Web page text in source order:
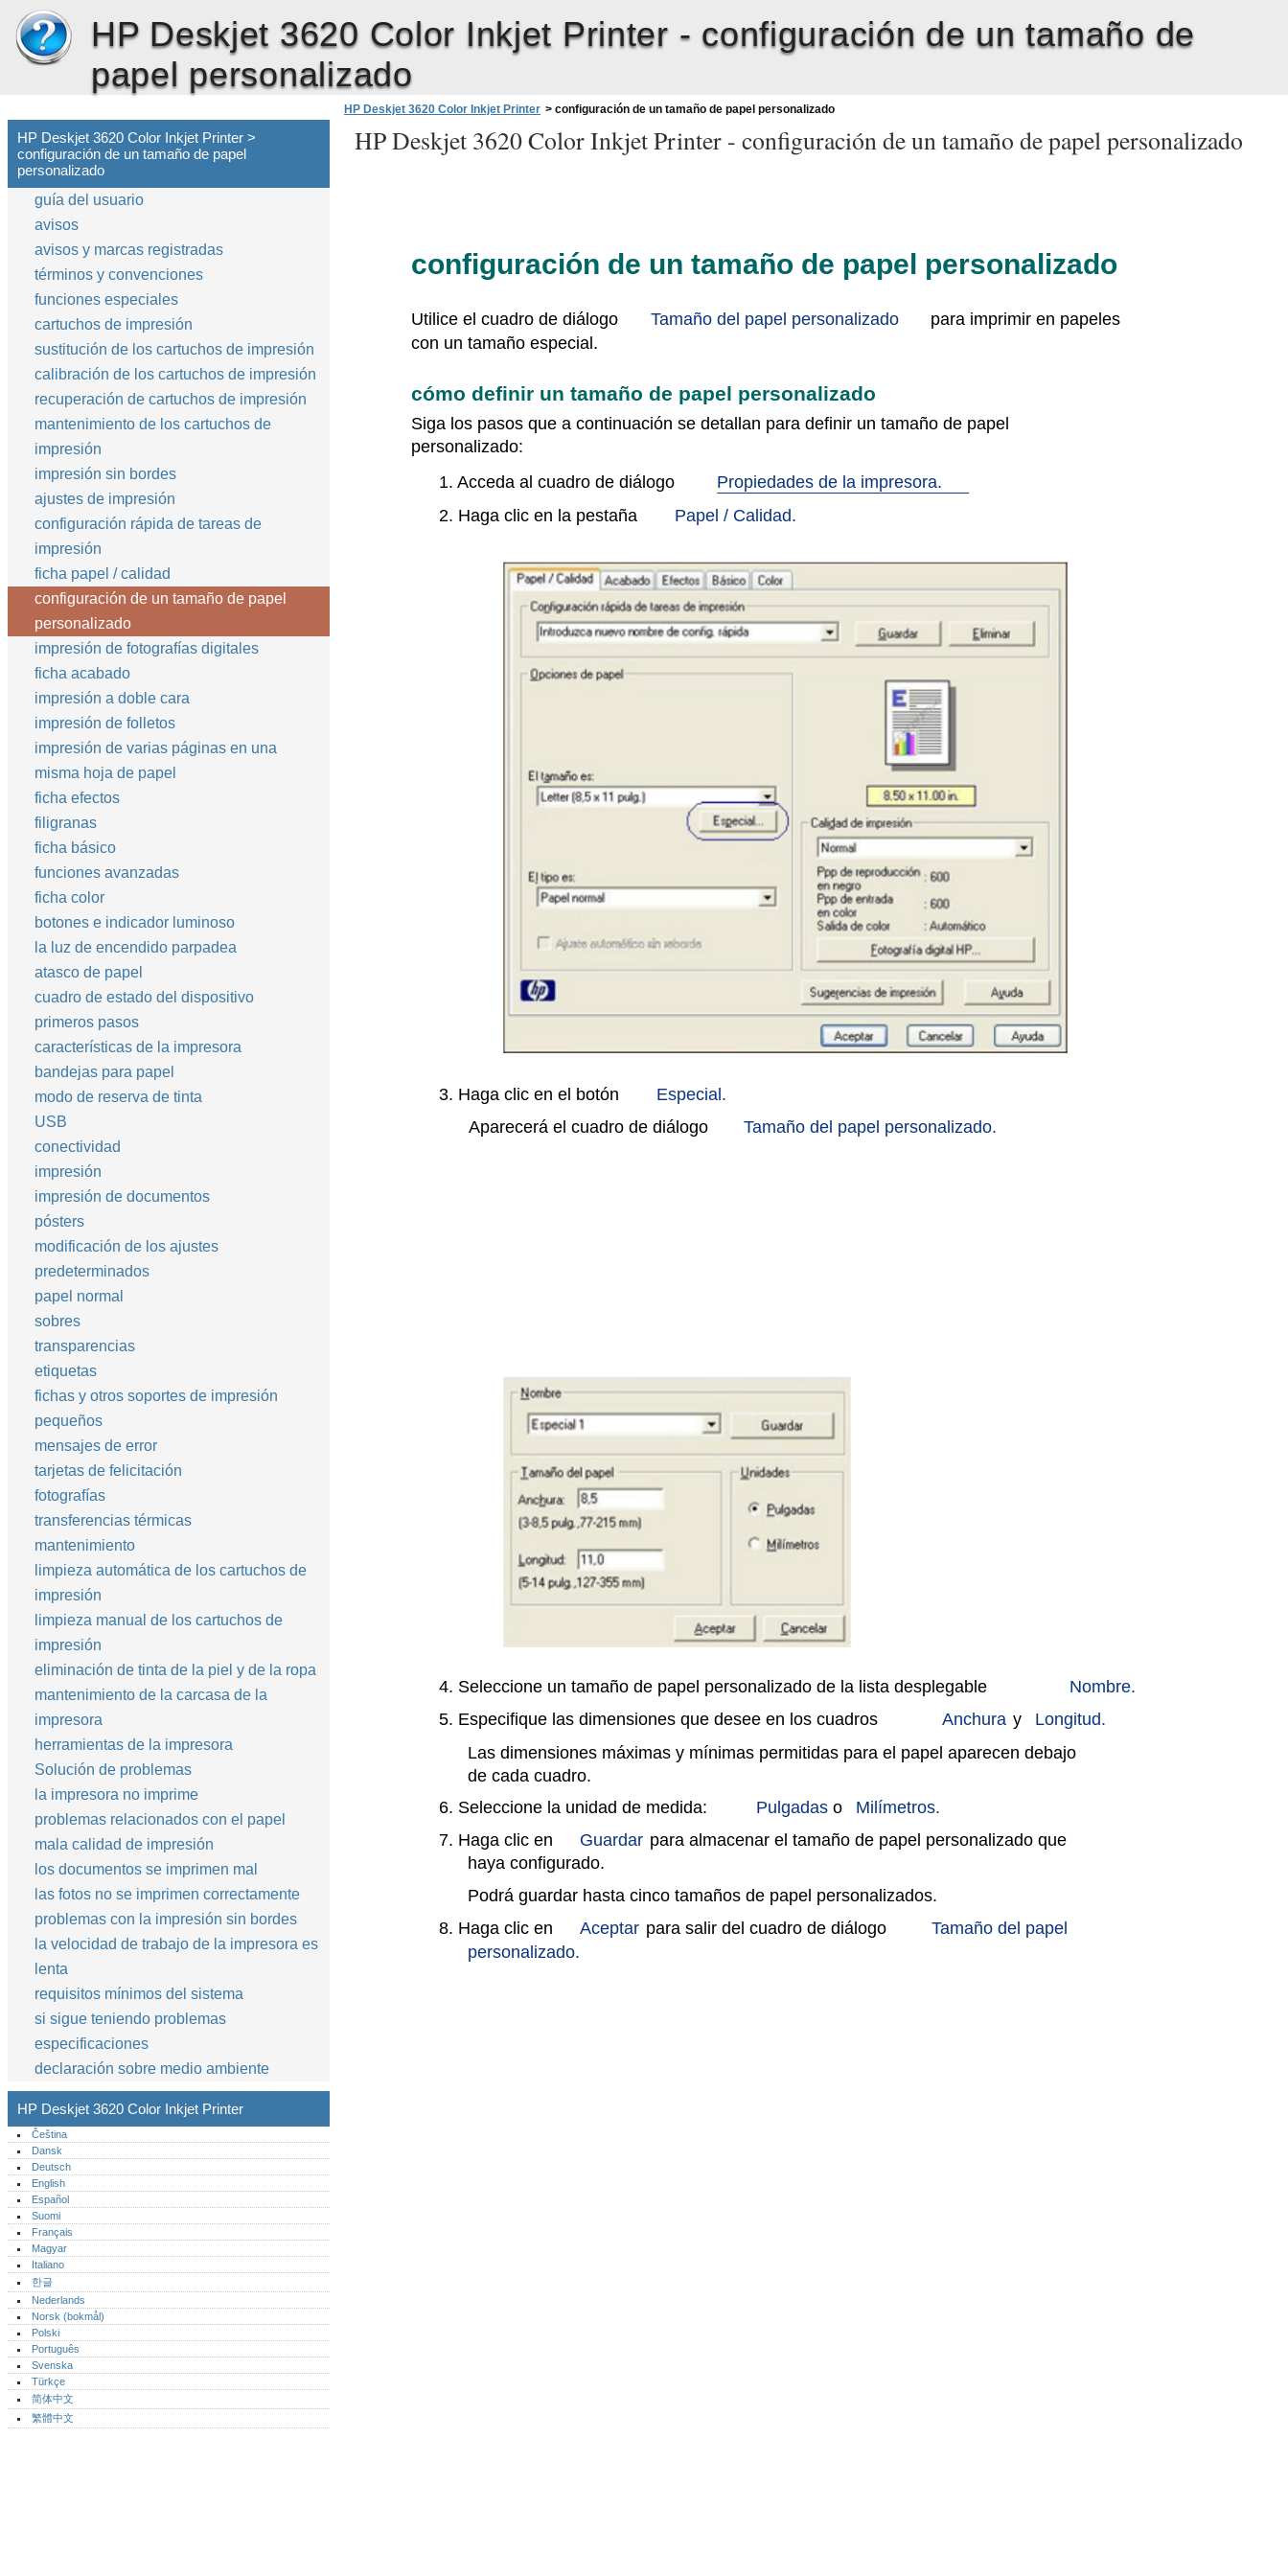
HP Deskjet 3620 Color Inkjet Printer -configuración de un tamaño de
papel personalizado
HP Deskjet 3620 Color Inkjet Printer > configuración de un tamaño de papel personalizado
HP Deskjet 3620 Color Inkjet Printer - configuración de un tamaño de papel personalizado
configuración de un tamaño de papel personalizado
Utilice el cuadro de diálogo Tamaño del papel personalizado
para imprimir en papeles
con un tamaño especial.
cómo definir un tamaño de papel personalizado
Siga los pasos que a continuación se detallan para definir un tamaño de papel
personalizado:
1. Acceda al cuadro de diálogo
Propiedades de la impresora.
2. Haga clic en la pestaña
Papel / Calidad.
3. Haga clic en el botón
Especial.
Aparecerá el cuadro de diálogo
Tamaño del papel personalizado.
4. Seleccione un tamaño de papel personalizado de la lista desplegable
Nombre.
5. Especifique las dimensiones que desee en los cuadros
Anchura y
Longitud.
Las dimensiones máximas y mínimas permitidas para el papel aparecen debajo
de cada cuadro.
6. Seleccione la unidad de medida:
Pulgadas o
Milímetros.
7. Haga clic en
Guardar para almacenar el tamaño de papel personalizado que
haya configurado.
Podrá guardar hasta cinco tamaños de papel personalizados.
8. Haga clic en
Aceptar para salir del cuadro de diálogo
Tamaño del papel
personalizado.
HP Deskjet 3620 Color Inkjet Printer >
configuración de un tamaño de papel
personalizado
guía del usuario
avisos
avisos y marcas registradas
términos y convenciones
funciones especiales
cartuchos de impresión
sustitución de los cartuchos de impresión
calibración de los cartuchos de impresión
recuperación de cartuchos de impresión
mantenimiento de los cartuchos de
impresión
impresión sin bordes
ajustes de impresión
configuración rápida de tareas de
impresión
ficha papel / calidad
configuración de un tamaño de papel
personalizado
impresión de fotografías digitales
ficha acabado
impresión a doble cara
impresión de folletos
impresión de varias páginas en una
misma hoja de papel
ficha efectos
filigranas
ficha básico
funciones avanzadas
ficha color
botones e indicador luminoso
la luz de encendido parpadea
atasco de papel
cuadro de estado del dispositivo
primeros pasos
características de la impresora
bandejas para papel
modo de reserva de tinta
USB
conectividad
impresión
impresión de documentos
pósters
modificación de los ajustes
predeterminados
papel normal
sobres
transparencias
etiquetas
fichas y otros soportes de impresión
pequeños
mensajes de error
tarjetas de felicitación
fotografías
transferencias térmicas
mantenimiento
limpieza automática de los cartuchos de
impresión
limpieza manual de los cartuchos de
impresión
eliminación de tinta de la piel y de la ropa
mantenimiento de la carcasa de la
impresora
herramientas de la impresora
Solución de problemas
la impresora no imprime
problemas relacionados con el papel
mala calidad de impresión
los documentos se imprimen mal
las fotos no se imprimen correctamente
problemas con la impresión sin bordes
la velocidad de trabajo de la impresora es
lenta
requisitos mínimos del sistema
si sigue teniendo problemas
especificaciones
declaración sobre medio ambiente
HP Deskjet 3620 Color Inkjet Printer
Čeština
Dansk
Deutsch
English
Español
Suomi
Français
Magyar
Italiano
한글
Nederlands
Norsk (bokmål)‎
Polski
Português‎
Svenska
Türkçe
简体中文
繁體中文